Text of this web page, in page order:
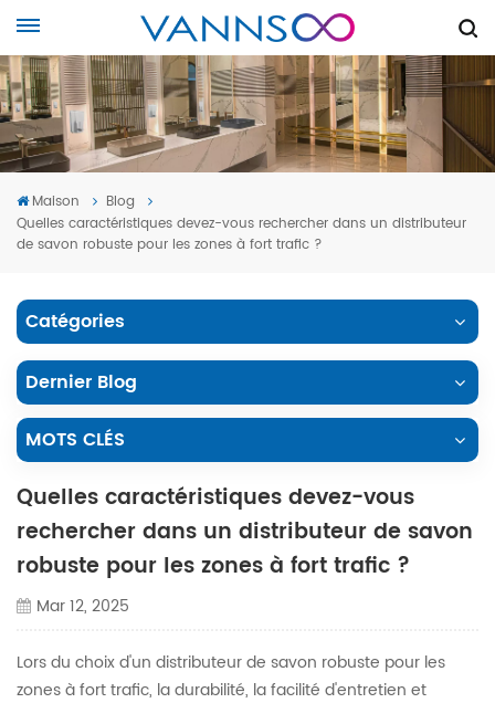
Maison
Blog
Quelles caractéristiques devez-vous rechercher dans un distributeur
de savon robuste pour les zones à fort trafic ?
Catégories
Dernier Blog
MOTS CLÉS
Quelles caractéristiques devez-vous
rechercher dans un distributeur de savon
robuste pour les zones à fort trafic ?
Mar 12, 2025
Lors du choix d'un distributeur de savon robuste pour les
zones à fort trafic, la durabilité, la facilité d'entretien et